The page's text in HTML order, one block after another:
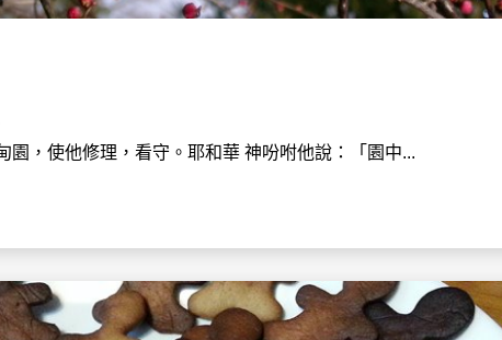
園，使他修理，看守。耶和華 神吩咐他說：「園中...